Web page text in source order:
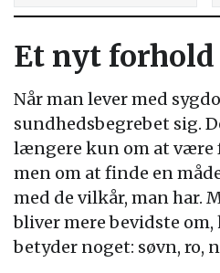
Et nyt
Når man lever med
sundhedsbegrebet sig.
længere kun om at være
men om at finde en
med de vilkår, man har.
bliver mere bevidste
betyder noget: søvn, ro,